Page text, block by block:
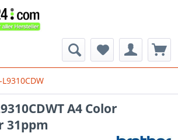
L9310CDW
A4 Color
31ppm